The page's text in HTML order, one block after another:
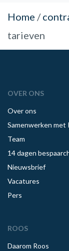
Home /
tarieven
OVER ONS
Over ons
Samenwerken met
Team
14 dagen
Nieuwsbrief
Vacatures
Pers
ROOS
Daarom Roos